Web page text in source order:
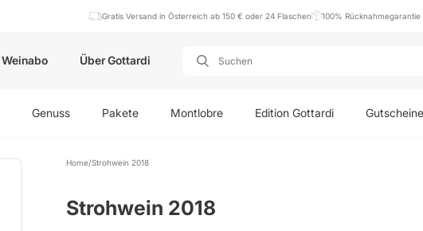
Gratis Versand in Österreich ab 150 € oder 24 Flaschen 100%
Weinabo Über Gottardi
Genuss Pakete Montlobre Edition Gottardi Gutscheine
Home Strohwein 2018
Strohwein 2018